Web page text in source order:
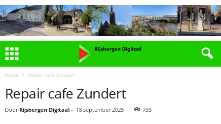
Home Repair cafe Zundert
Repair cafe Zundert
Door Rijsbergen Digitaal - 18 september 2025 733